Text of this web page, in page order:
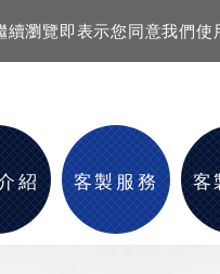
瀏覽即表示您同意我們使
紹 客製服務 客